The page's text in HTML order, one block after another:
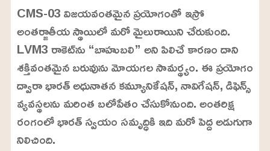
CMS-03 విజయవంతమైన ప్రయోగంతో ఇస్రో
అంతర్జాతీయ స్థాయిలో మరో మైలురాయిని చేరుకుంది.
LVM3 రాకెట్‌ను “బాహుబలి” అని పిలిచే కారణం దాని
శక్తివంతమైన బరువును మోయగల సామర్థ్యం. ఈ ప్రయోగం
ద్వారా భారత్‌ అధునాతన కమ్యూనికేషన్‌, నావిగేషన్‌, డిఫెన్స్‌
వ్యవస్థలను మరింత బలోపేతం చేసుకోనుంది. అంతరిక్ష
రంగంలో భారత్‌ స్వయం సమృద్ధికి ఇది మరో పెద్ద అడుగుగా
నిలిచింది.